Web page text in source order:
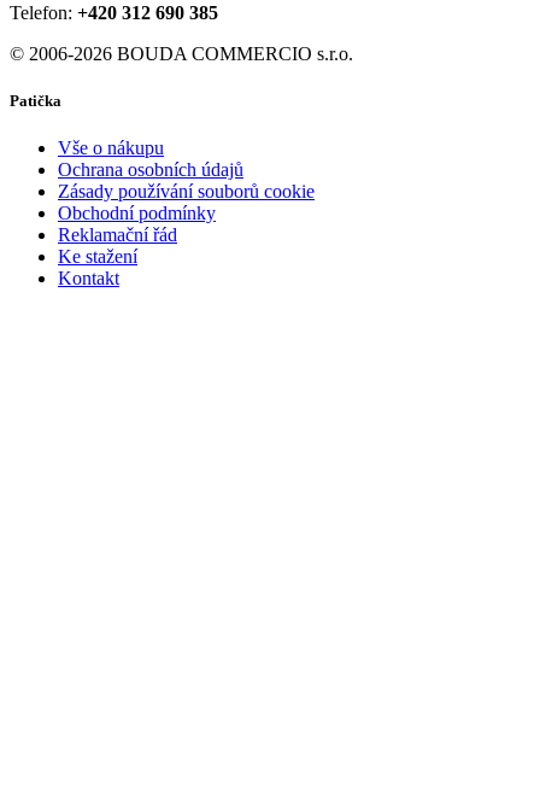
Telefon: +420 312 690 385
© 2006-2026 BOUDA COMMERCIO s.r.o.
Patička
Vše o nákupu
Ochrana osobních údajů
Zásady používání souborů cookie
Obchodní podmínky
Reklamační řád
Ke stažení
Kontakt